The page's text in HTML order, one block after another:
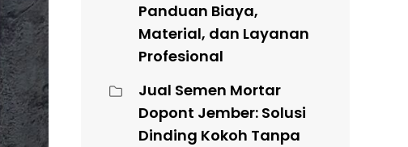
Panduan Biaya,
Material, dan Layanan
Profesional
Jual Semen Mortar
Dopont Jember: Solusi
Dinding Kokoh Tanpa